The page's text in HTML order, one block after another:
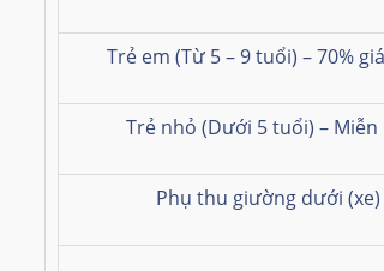
Trẻ em (Từ 5 – 9 tuổi) – 70%
Trẻ nhỏ (Dưới 5 tuổi) – Miễn
Phụ thu giường dưới (xe)